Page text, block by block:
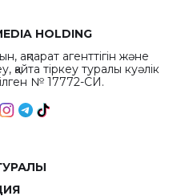
HOLDING
ақпарат агенттігін және
тіркеу туралы куәлік
№ 17772-СИ.